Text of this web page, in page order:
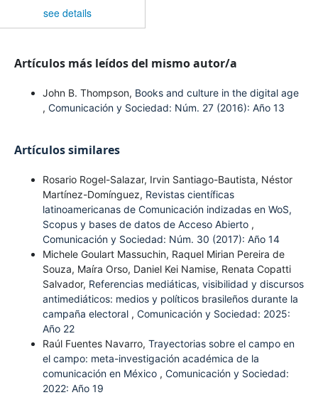
see details
Artículos más leídos del mismo autor/a
John B. Thompson, Books and culture in the digital age
, Comunicación y Sociedad: Núm. 27 (2016): Año 13
Artículos similares
Rosario Rogel-Salazar, Irvin Santiago-Bautista, Néstor
Martínez-Domínguez, Revistas científicas
latinoamericanas de Comunicación indizadas en WoS,
Scopus y bases de datos de Acceso Abierto ,
Comunicación y Sociedad: Núm. 30 (2017): Año 14
Michele Goulart Massuchin, Raquel Mirian Pereira de
Souza, Maíra Orso, Daniel Kei Namise, Renata Copatti
Salvador, Referencias mediáticas, visibilidad y discursos
antimediáticos: medios y políticos brasileños durante la
campaña electoral , Comunicación y Sociedad: 2025:
Año 22
Raúl Fuentes Navarro, Trayectorias sobre el campo en
el campo: meta-investigación académica de la
comunicación en México , Comunicación y Sociedad:
2022: Año 19